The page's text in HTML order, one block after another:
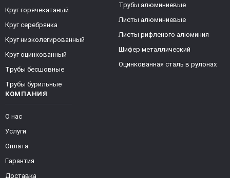
КОМПАНИЯ
О нас
Услуги
Оплата
Гарантия
Доставка
Круг горячекатаный
Круг серебрянка
Круг низколегированный
Круг оцинкованный
Трубы бесшовные
Трубы бурильные
Трубы алюминиевые
Листы алюминиевые
Листы рифленого алюминия
Шифер металлический
Оцинкованная сталь в рулонах